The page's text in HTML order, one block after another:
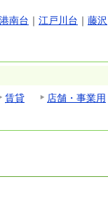
港南台 ｜ 江戸川台 ｜ 藤沢
賃貸 店舗・事業用